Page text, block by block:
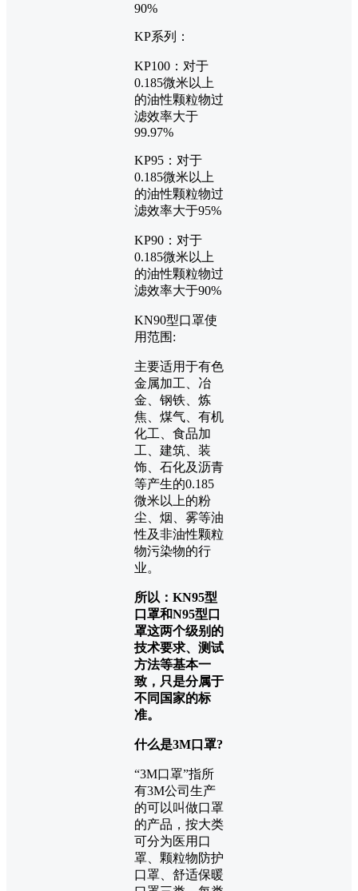
90%
KP系列：
KP100：对于
0.185微米以上
的油性颗粒物过
滤效率大于
99.97%
KP95：对于
0.185微米以上
的油性颗粒物过
滤效率大于95%
KP90：对于
0.185微米以上
的油性颗粒物过
滤效率大于90%
KN90型口罩使
用范围:
主要适用于有色
金属加工、冶
金、钢铁、炼
焦、煤气、有机
化工、食品加
工、建筑、装
饰、石化及沥青
等产生的0.185
微米以上的粉
尘、烟、雾等油
性及非油性颗粒
物污染物的行
业。
所以：KN95型
口罩和N95型口
罩这两个级别的
技术要求、测试
方法等基本一
致，只是分属于
不同国家的标
准。
什么是3M口罩?
“3M口罩”指所
有3M公司生产
的可以叫做口罩
的产品，按大类
可分为医用口
罩、颗粒物防护
口罩、舒适保暖